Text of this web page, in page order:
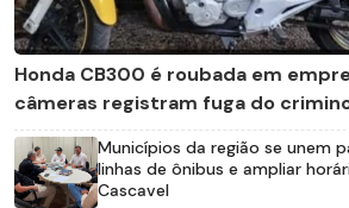
Honda CB300 é roubada em
câmeras registram fuga do
Municípios da região se unem
linhas de ônibus e ampliar
Cascavel